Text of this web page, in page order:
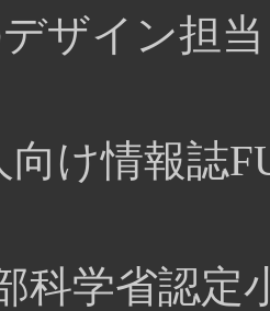
ザイン担当
向け情報誌
科学省認